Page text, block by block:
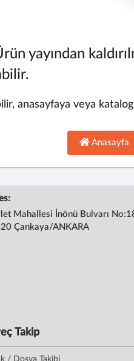
yayından
anasayfaya veya
Anasayfa
Mahallesi İnönü Bulvarı
Çankaya/ANKARA
Takip
/ Dosya Takibi